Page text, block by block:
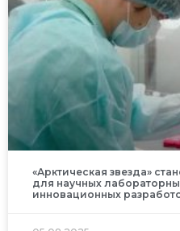
«Арктическая звезда»
для научных
инновационных